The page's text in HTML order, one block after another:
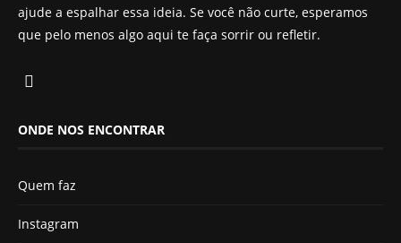
ajude a espalhar essa ideia. Se você não curte, esperamos
que pelo menos algo aqui te faça sorrir ou refletir.
ONDE NOS ENCONTRAR
Quem faz
Instagram